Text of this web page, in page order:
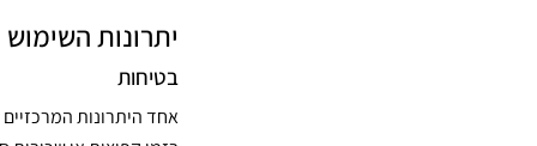
יתרונות
בטיחות
אחד היתרונות